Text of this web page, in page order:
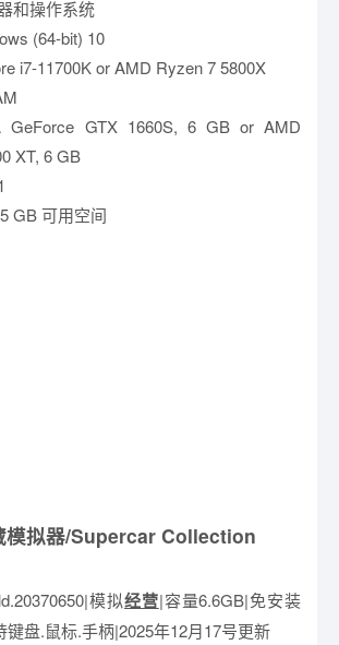
和操作系统
(64-bit) 10
i7-11700K or AMD Ryzen 7 5800X
GTX 1660S, 6 GB or AMD
XT, 6 GB
GB 可用空间
模拟器/Supercar Collection
模拟经营|容量6.6GB|免安装
键盘.鼠标.手柄|2025年12月17号更新